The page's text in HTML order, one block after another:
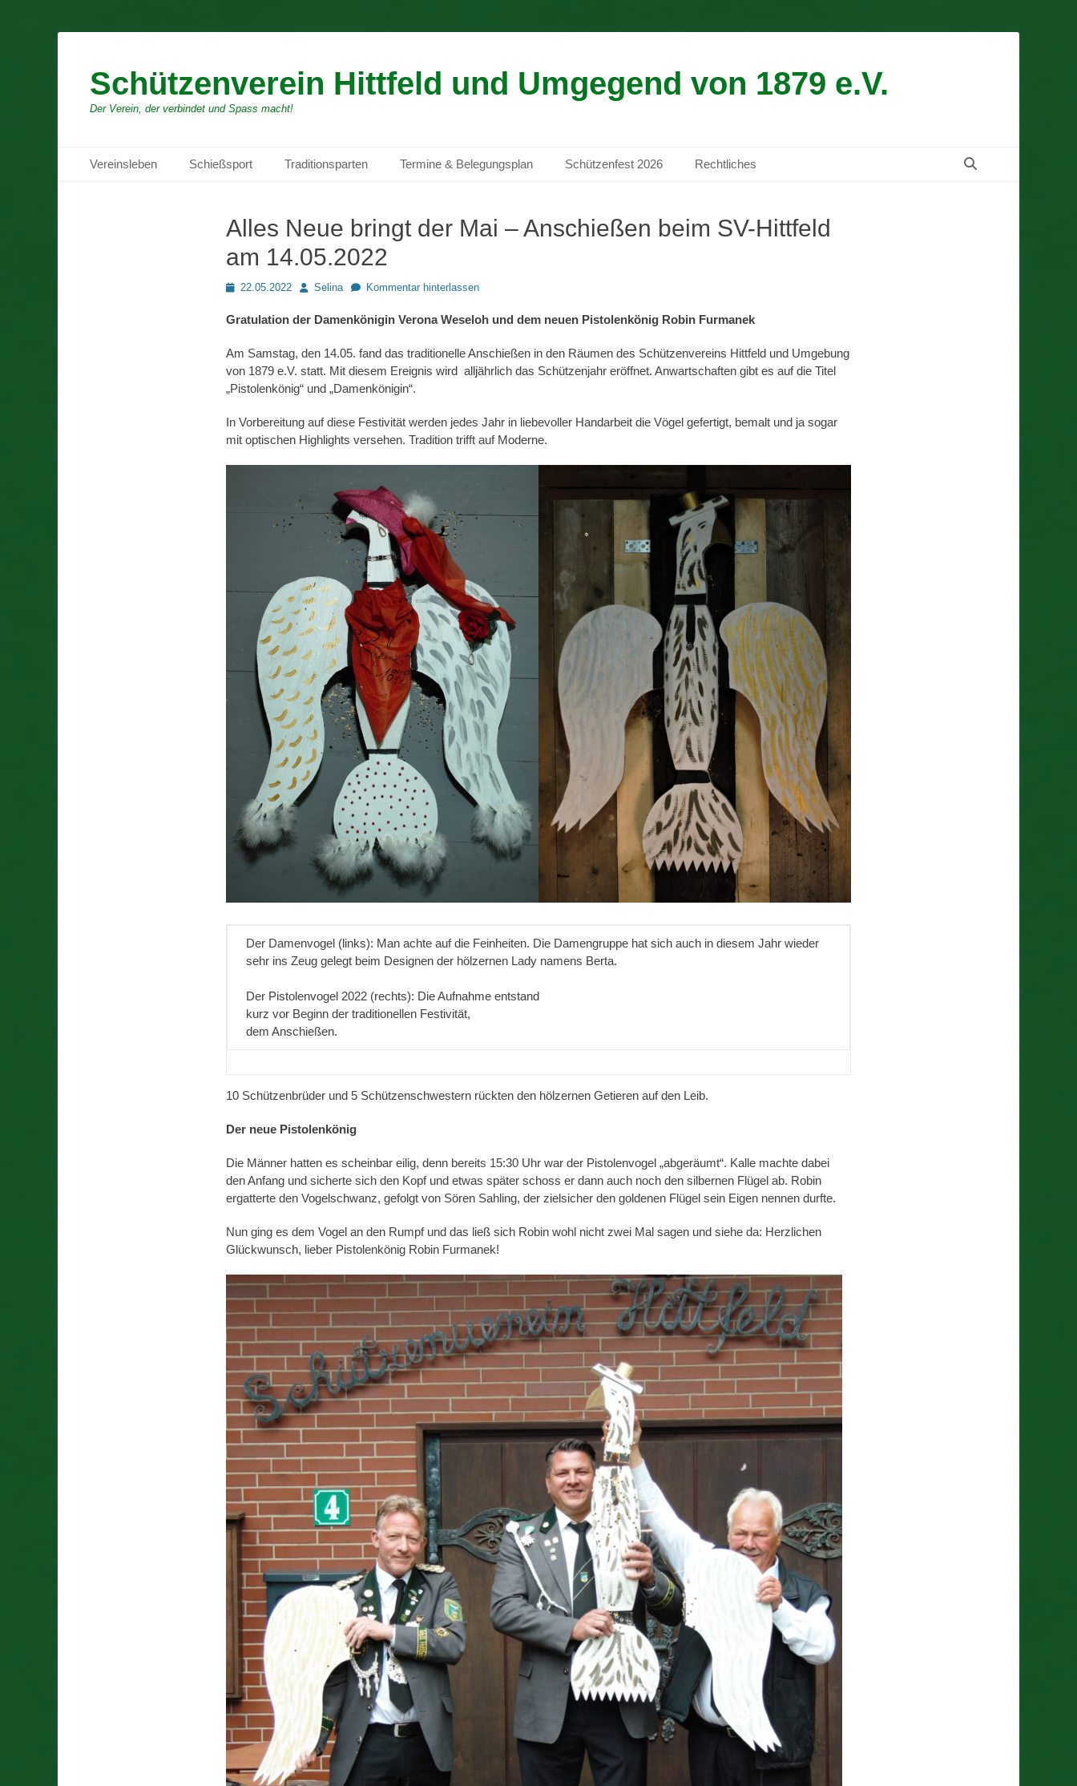
Schützenverein Hittfeld und Umgegend von 1879 e.V.
Der Verein, der verbindet und Spass macht!
Primäres Menü
Inhalt
Vereinsleben Schießsport Traditionsparten Termine & Belegungsplan Schützenfest 2026 Rechtliches
Alles Neue bringt der Mai – Anschießen beim SV-Hittfeld
am 14.05.2022
Posted22.05.2022 AutorSelina Kommentar hinterlassen
Gratulation der Damenkönigin Verona Weseloh und dem neuen Pistolenkönig Robin Furmanek
Am Samstag, den 14.05. fand das traditionelle Anschießen in den Räumen des Schützenvereins Hittfeld und Umgebung
von 1879 e.V. statt. Mit diesem Ereignis wird alljährlich das Schützenjahr eröffnet. Anwartschaften gibt es auf die Titel
„Pistolenkönig“ und „Damenkönigin“.
In Vorbereitung auf diese Festivität werden jedes Jahr in liebevoller Handarbeit die Vögel gefertigt, bemalt und ja sogar
mit optischen Highlights versehen. Tradition trifft auf Moderne.
Der Damenvogel (links): Man achte auf die Feinheiten. Die Damengruppe hat sich auch in diesem Jahr wieder
sehr ins Zeug gelegt beim Designen der hölzernen Lady namens Berta.
Der Pistolenvogel 2022 (rechts): Die Aufnahme entstand
kurz vor Beginn der traditionellen Festivität,
dem Anschießen.
10 Schützenbrüder und 5 Schützenschwestern rückten den hölzernen Getieren auf den Leib.
Der neue Pistolenkönig
Die Männer hatten es scheinbar eilig, denn bereits 15:30 Uhr war der Pistolenvogel „abgeräumt“. Kalle machte dabei
den Anfang und sicherte sich den Kopf und etwas später schoss er dann auch noch den silbernen Flügel ab. Robin
ergatterte den Vogelschwanz, gefolgt von Sören Sahling, der zielsicher den goldenen Flügel sein Eigen nennen durfte.
Nun ging es dem Vogel an den Rumpf und das ließ sich Robin wohl nicht zwei Mal sagen und siehe da: Herzlichen
Glückwunsch, lieber Pistolenkönig Robin Furmanek!